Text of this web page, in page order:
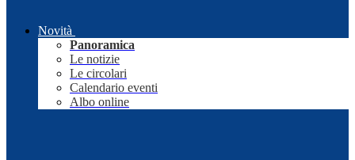
Novità
Panoramica
Le notizie
Le circolari
Calendario eventi
Albo online